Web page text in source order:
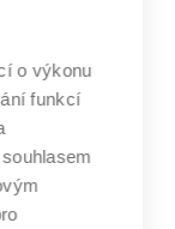
o výkonu
funkcí